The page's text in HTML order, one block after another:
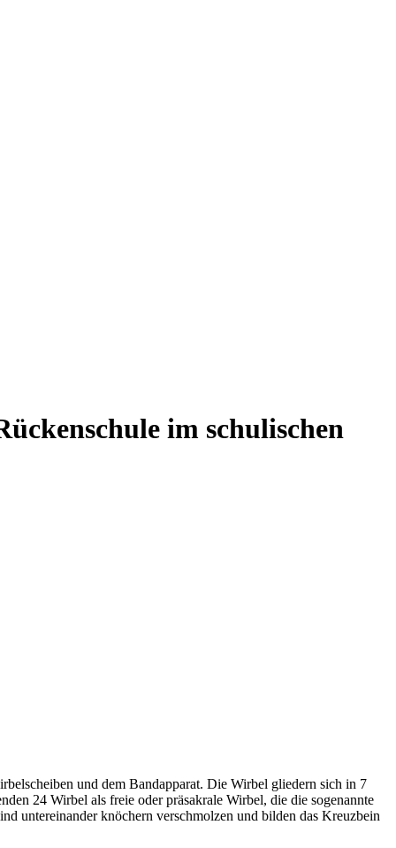
im schulischen
und dem Bandapparat. Die Wirbel gliedern sich in 7
24 Wirbel als freie oder präsakrale Wirbel, die die sogenannte
untereinander knöchern verschmolzen und bilden das Kreuzbein